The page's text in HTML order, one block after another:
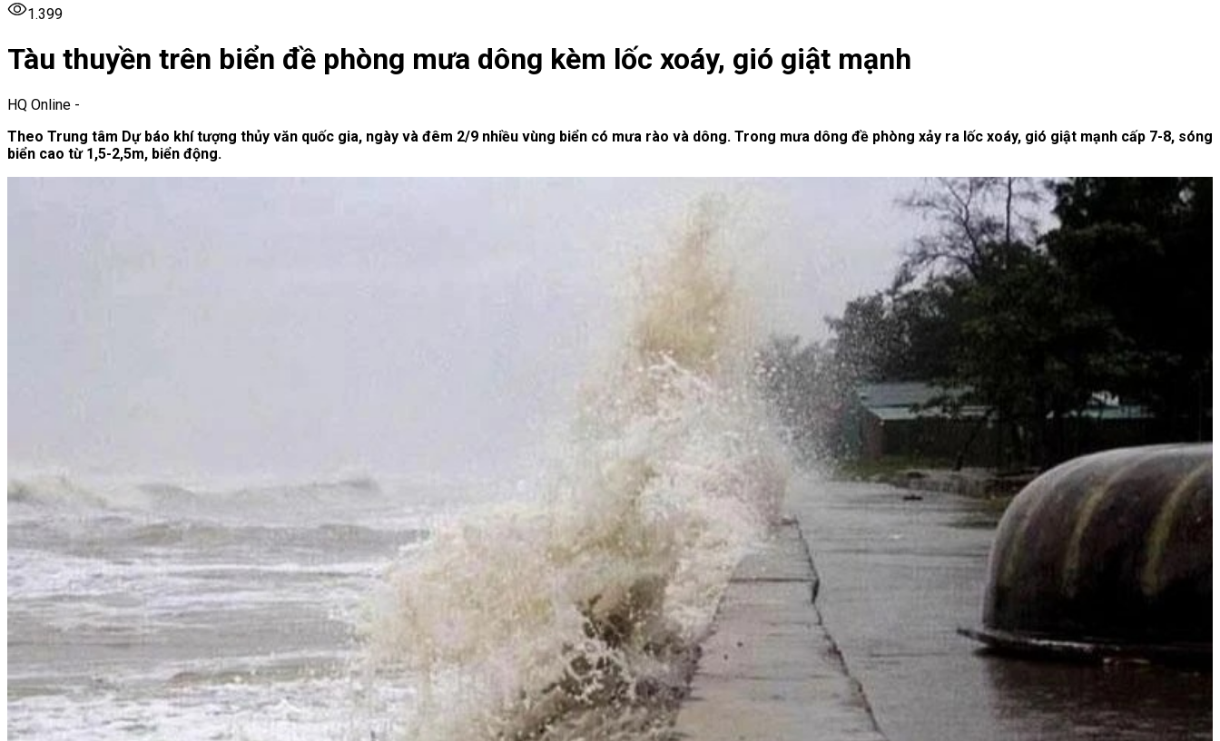
1.399
Tàu thuyền trên biển đề phòng mưa dông kèm lốc xoáy, gió giật mạnh
HQ Online -
Theo Trung tâm Dự báo khí tượng thủy văn quốc gia, ngày và đêm 2/9 nhiều vùng biển có mưa rào và dông. Trong mưa dông đề phòng xảy ra lốc xoáy, gió giật mạnh cấp 7-8, sóng
biển cao từ 1,5-2,5m, biển động.